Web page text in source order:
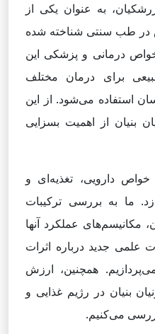
به عنوان یکی از
در طب سنتی شناخته شده
درمانی و پزشکی این
برای درمان مختلف
استفاده می‌شود. از این
بنیان از اهمیت بسزایی
دارویی، تغذیه‌ای و
ما به بررسی ترکیبات
مکانیسم‌های عملکرد آنها
علمی جدید درباره اثرات
همچنین، ارزش
بنیان در رژیم غذایی و
می‌کنیم.